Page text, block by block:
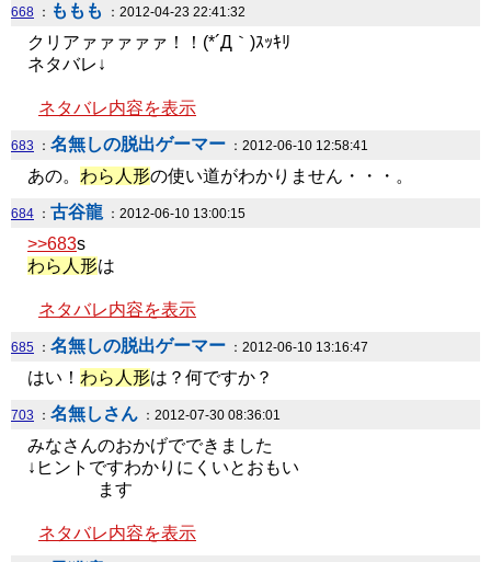
668 ： ももも ：2012-04-23 22:41:32
クリアァァァァァ！！(*´Д｀)ｽｯｷﾘ
ネタバレ↓
ネタバレ内容を表示
683 ： 名無しの脱出ゲーマー ：2012-06-10 12:58:41
あの。 わら人形の使い道がわかりません・・・。
684 ： 古谷龍：2012-06-10 13:00:15
>>683s
わら人形は
ネタバレ内容を表示
685 ： 名無しの脱出ゲーマー ：2012-06-10 13:16:47
はい！ わら人形は？何ですか？
703 ： 名無しさん ：2012-07-30 08:36:01
みなさんのおかげでできました
↓ヒントですわかりにくいとおもい
ます
ネタバレ内容を表示